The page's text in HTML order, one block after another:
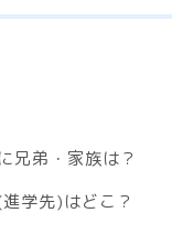
兄弟・家族は？
学先)はどこ？